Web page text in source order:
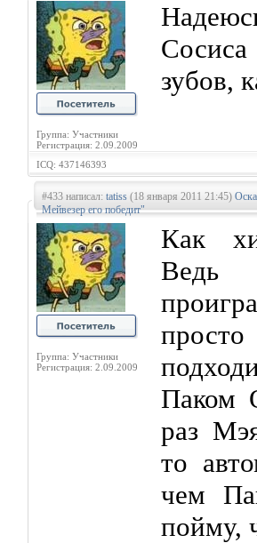
Группа: Участники
Регистрация: 2.09.2009
зубов,
ICQ: 437146393
#433 написал: tatiss (18 января 2011 21:45)
Мейвезер его победит"
Группа: Участники
Регистрация: 2.09.2009
Как
Ведь
Паком
раз
то
чем
пойму,